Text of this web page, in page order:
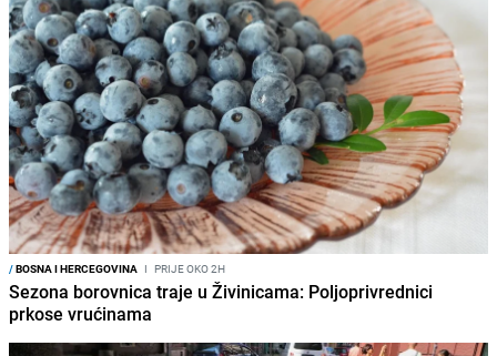
/BOSNA I HERCEGOVINA I PRIJE OKO 2H
Sezona borovnica traje u Živinicama: Poljoprivrednici
prkose vrućinama